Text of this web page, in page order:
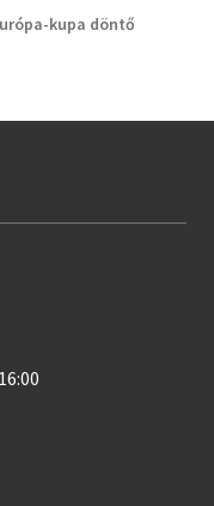
kupa döntő